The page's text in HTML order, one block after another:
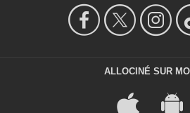
ALLOCINÉ SUR